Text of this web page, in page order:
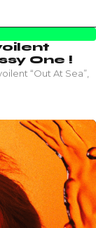
One !
“Out At Sea”,